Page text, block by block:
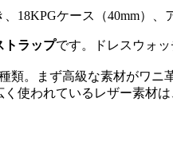
18KPGケース（40mm）
トラップです。ドレスウォッ
類。まず高級な素材がワ
使われているレザー素材